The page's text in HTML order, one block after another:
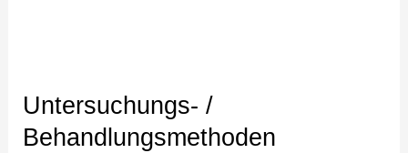
Untersuchungs- /
Behandlungsmethoden
Behandlungsmethoden